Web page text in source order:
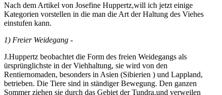
Nach dem Artikel von Josefine Huppertz,will ich jetzt einige
Kategorien vorstellen in die man die Art der Haltung des Viehes
einstufen kann.
1) Freier Weidegang -
J.Huppertz beobachtet die Form des freien Weidegangs als
ürsprünglichste in der Viehhaltung, sie wird von den
Rentiernomaden, besonders in Asien (Sibierien ) und Lappland,
betrieben. Die Tiere sind in ständiger Bewegung. Den ganzen
Sommer ziehen sie durch das Gebiet der Tundra,und verweilen